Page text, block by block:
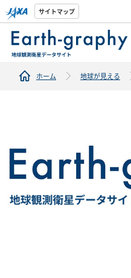
サイトマップ
ホーム 地球が見える